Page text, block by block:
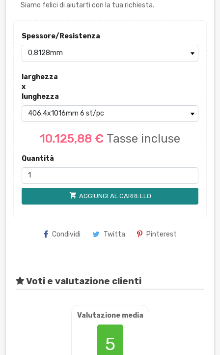
Siamo felici di aiutarti con la tua richiesta.
Spessore/Resistenza
larghezza
x
lunghezza
10.125,88 € Tasse incluse
Quantità
shopping_cart AGGIUNGI AL CARRELLO
Condividi Twitta Pinterest
Voti e valutazione clienti
Valutazione media
5